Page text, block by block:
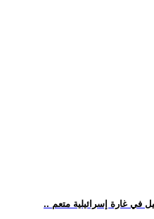
في غارة إسرائيلية متعم